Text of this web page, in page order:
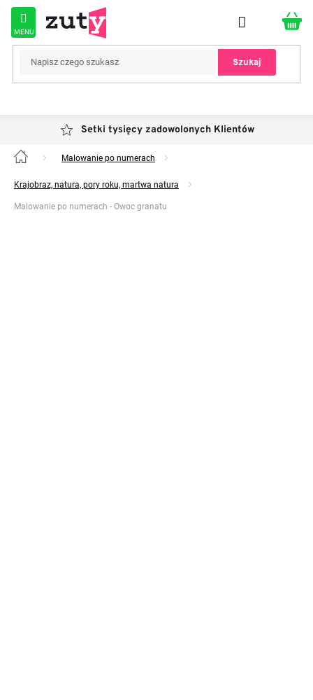
Przejść
treści
Szukaj
Setki tysięcy zadowolonych Klientów
Home Malowanie po numerach
Krajobraz, natura, pory roku, martwa natura
Malowanie po numerach - Owoc granatu